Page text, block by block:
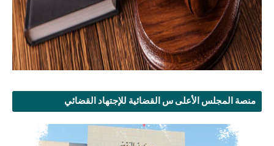
منصة المجلس الأعلى س القضائية للإجتهاد القضائي